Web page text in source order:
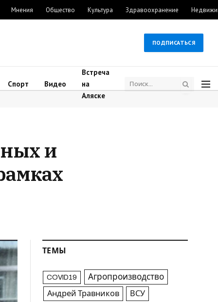
Мнения Общество Культура Здравоохранение
ПОДПИСАТЬСЯ
Спорт Видео
Встреча
на
Аляске
и
ТЕМЫ
COVID19 Агропроизводство
Андрей Травников ВСУ